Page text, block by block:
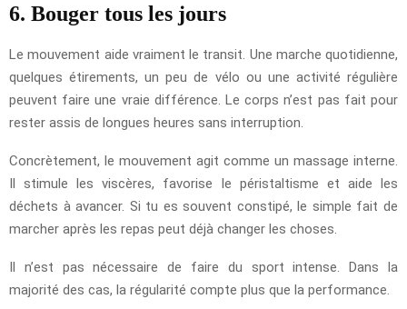
6. Bouger tous les jours
Le mouvement aide vraiment le transit. Une marche quotidienne,
quelques étirements, un peu de vélo ou une activité régulière
peuvent faire une vraie différence. Le corps n’est pas fait pour
rester assis de longues heures sans interruption.
Concrètement, le mouvement agit comme un massage interne.
Il stimule les viscères, favorise le péristaltisme et aide les
déchets à avancer. Si tu es souvent constipé, le simple fait de
marcher après les repas peut déjà changer les choses.
Il n’est pas nécessaire de faire du sport intense. Dans la
majorité des cas, la régularité compte plus que la performance.